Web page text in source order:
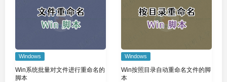
Windows
Win系统批量对文件进行重命名的
脚本
Windows
Win按照目录自动重命名文件的脚
本